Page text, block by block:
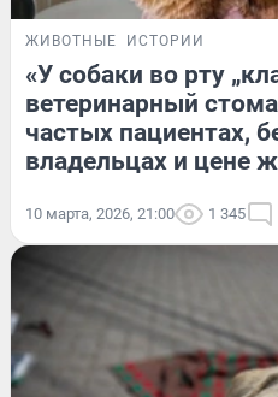
ЖИВОТНЫЕ ИСТОРИИ
«У собаки во рту
ветеринарный
частых пациентах,
владельцах и цене
10 марта, 2026, 21:00 1 345